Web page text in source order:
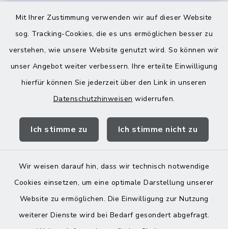
Mit Ihrer Zustimmung verwenden wir auf dieser Website
sog. Tracking-Cookies, die es uns ermöglichen besser zu
verstehen, wie unsere Website genutzt wird. So können wir
unser Angebot weiter verbessern. Ihre erteilte Einwilligung
hierfür können Sie jederzeit über den Link in unseren
Datenschutzhinweisen widerrufen.
Ich stimme zu Ich stimme nicht zu
Wir weisen darauf hin, dass wir technisch notwendige
Cookies einsetzen, um eine optimale Darstellung unserer
Website zu ermöglichen. Die Einwilligung zur Nutzung
weiterer Dienste wird bei Bedarf gesondert abgefragt.
Montag bis Freitag:
08:00-12:00 Uhr
Donnerstag zusätzlich:
13:00-18:00 Uhr
Landratsamt Mühldorf